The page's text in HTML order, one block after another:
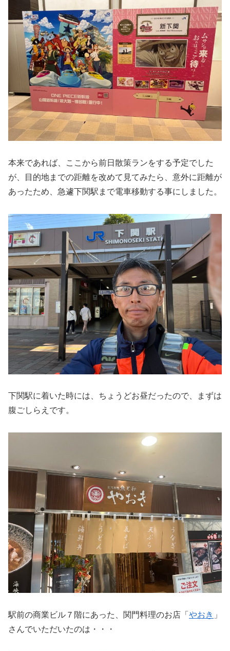
本来であれば、ここから前日散策ランをする予定でした
が、目的地までの距離を改めて見てみたら、意外に距離が
あったため、急遽下関駅まで電車移動する事にしました。
下関駅に着いた時には、ちょうどお昼だったので、まずは
腹ごしらえです。
駅前の商業ビル７階にあった、関門料理のお店「 やおき 」
さんでいただいたのは・・・